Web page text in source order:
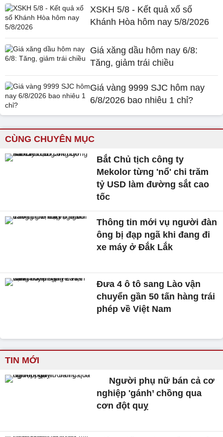
XSKH 5/8 - Kết quả xổ số
Khánh Hòa hôm nay 5/8/2026
Giá xăng dầu hôm nay 6/8:
Tăng, giảm trái chiều
Giá vàng 9999 SJC hôm nay
6/8/2026 bao nhiêu 1 chỉ?
CÙNG CHUYÊN MỤC
Bắt Chủ tịch công ty
Mekolor từng 'nổ' chi trăm
tỷ USD làm đường sắt cao
tốc
Thông tin mới vụ người đàn
ông bị đạp ngã khi đang đi
xe máy ở Đắk Lắk
Đưa 4 ô tô sang Lào vận
chuyển gần 50 tấn hàng trái
phép về Việt Nam
TIN MỚI
Người phụ nữ bán cả cơ
nghiệp 'gánh’ chồng qua
cơn đột quỵ